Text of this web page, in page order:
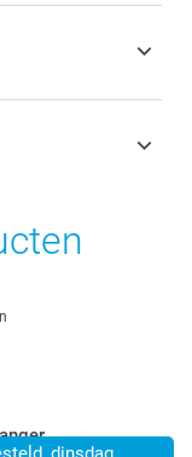
en exclusief